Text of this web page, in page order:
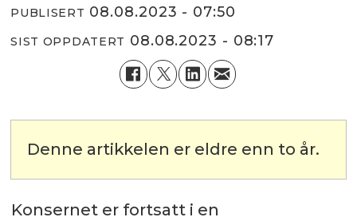
PUBLISERT 08.08.2023 - 07:50
SIST OPPDATERT 08.08.2023 - 08:17
Denne artikkelen er eldre enn to år.
Konsernet er fortsatt i en